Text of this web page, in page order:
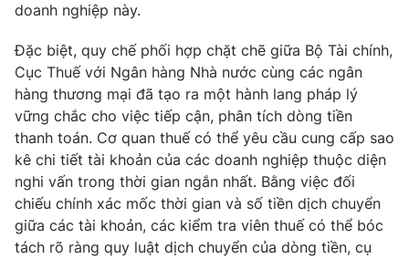
doanh nghiệp này.
Đặc biệt, quy chế phối hợp chặt chẽ giữa Bộ Tài chính,
Cục Thuế với Ngân hàng Nhà nước cùng các ngân
hàng thương mại đã tạo ra một hành lang pháp lý
vững chắc cho việc tiếp cận, phân tích dòng tiền
thanh toán. Cơ quan thuế có thể yêu cầu cung cấp sao
kê chi tiết tài khoản của các doanh nghiệp thuộc diện
nghi vấn trong thời gian ngắn nhất. Bằng việc đối
chiếu chính xác mốc thời gian và số tiền dịch chuyển
giữa các tài khoản, các kiểm tra viên thuế có thể bóc
tách rõ ràng quy luật dịch chuyển của dòng tiền, cụ